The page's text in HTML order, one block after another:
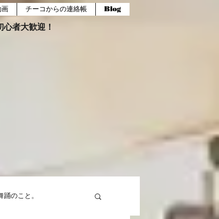
画 チーコからの連絡帳 Blog
者大歓迎！
踊のこと。